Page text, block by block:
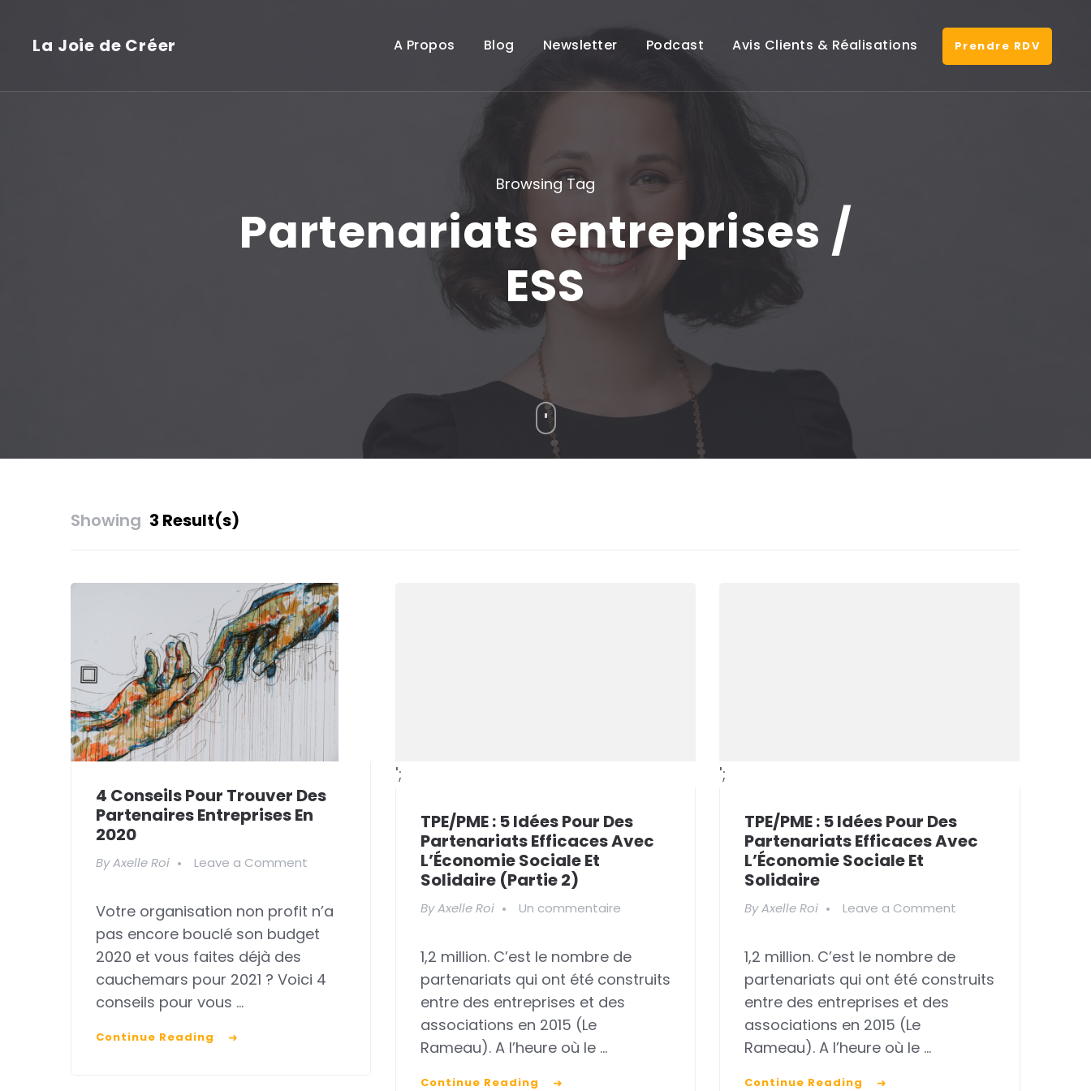
La Joie de Créer A Propos Blog Newsletter Podcast Avis Clients & Réalisations Prendre RDV
Browsing Tag
Partenariats entreprises /
ESS
Showing 3 Result(s)
4 Conseils Pour Trouver Des
Partenaires Entreprises En
2020
ByAxelle Roi Leave a Comment
conseils
pour
Votre organisation non profit n’a
pas encore bouclé son budget
2020 et vous faites déjà des
cauchemars pour 2021 ? Voici 4
conseils pour vous …
Continue Reading
';
TPE/PME : 5 Idées Pour Des
Partenariats Efficaces Avec
L’Économie Sociale Et
Solidaire (partie 2)
ByAxelle Roi Un commentairesur
:
5
idées
1,2 million. C’est le nombre de
partenariats qui ont été construits
entre des entreprises et des
associations en 2015 (Le
Rameau). A l’heure où le …
Continue Reading
';
TPE/PME : 5 Idées Pour Des
Partenariats Efficaces Avec
L’Économie Sociale Et
Solidaire
ByAxelle Roi Leave a Comment
5
1,2 million. C’est le nombre de
partenariats qui ont été construits
entre des entreprises et des
associations en 2015 (Le
Rameau). A l’heure où le …
Continue Reading